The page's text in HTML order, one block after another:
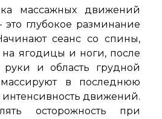
массажных движений
глубокое разминание
сеанс со спины,
на ягодицы и ноги, после
руки и область грудной
в последнюю
движений.
осторожность при